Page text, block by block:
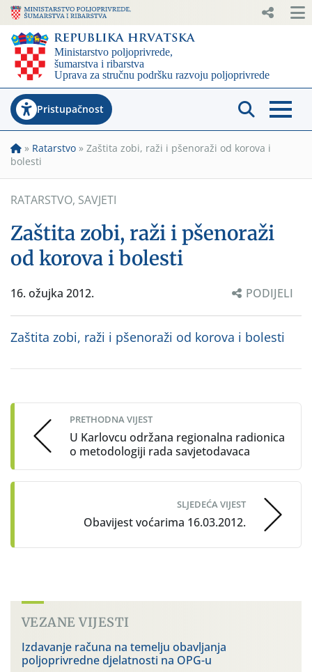
Pristupačnost
» Ratarstvo » Zaštita zobi, raži i pšenoraži od korova i
bolesti
RATARSTVO, SAVJETI
Zaštita zobi, raži i pšenoraži
od korova i bolesti
16. ožujka 2012. PODIJELI
Zaštita zobi, raži i pšenoraži od korova i bolesti
navigation
PRETHODNA VIJEST
U Karlovcu održana regionalna radionica
o metodologiji rada savjetodavaca
SLJEDEĆA VIJEST
Obavijest voćarima 16.03.2012.
VEZANE VIJESTI
Izdavanje računa na temelju obavljanja
poljoprivredne djelatnosti na OPG-u